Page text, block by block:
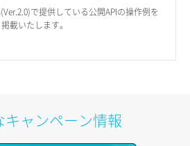
で提供している公開APIの操作例を
掲載いたします。
キャンペーン情報